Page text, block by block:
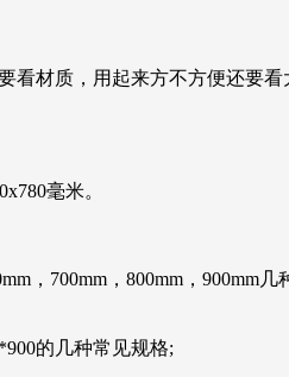
材质，用起来方不方便还要
毫米。
，700mm，800mm，900mm
的几种常见规格;